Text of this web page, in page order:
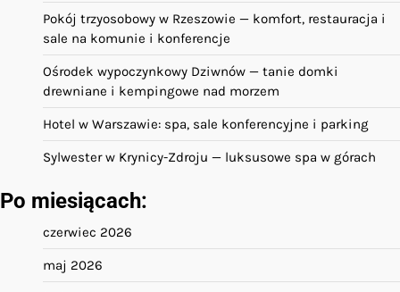
Pokój trzyosobowy w Rzeszowie — komfort, restauracja i
sale na komunie i konferencje
Ośrodek wypoczynkowy Dziwnów — tanie domki
drewniane i kempingowe nad morzem
Hotel w Warszawie: spa, sale konferencyjne i parking
Sylwester w Krynicy-Zdroju — luksusowe spa w górach
Po miesiącach:
czerwiec 2026
maj 2026